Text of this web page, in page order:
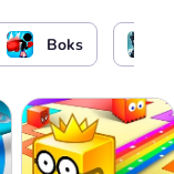
lub
Boks